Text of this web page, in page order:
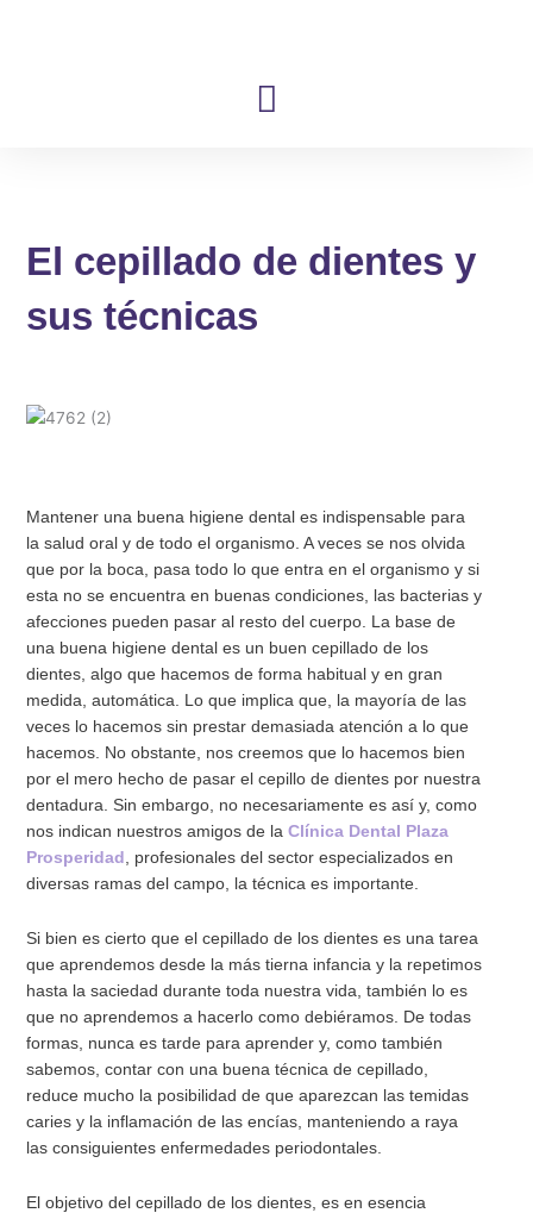
El cepillado de dientes y
sus técnicas
Mantener una buena higiene dental es indispensable para
la salud oral y de todo el organismo. A veces se nos olvida
que por la boca, pasa todo lo que entra en el organismo y si
esta no se encuentra en buenas condiciones, las bacterias y
afecciones pueden pasar al resto del cuerpo. La base de
una buena higiene dental es un buen cepillado de los
dientes, algo que hacemos de forma habitual y en gran
medida, automática. Lo que implica que, la mayoría de las
veces lo hacemos sin prestar demasiada atención a lo que
hacemos. No obstante, nos creemos que lo hacemos bien
por el mero hecho de pasar el cepillo de dientes por nuestra
dentadura. Sin embargo, no necesariamente es así y, como
nos indican nuestros amigos de laClínica Dental Plaza
Prosperidad
, profesionales del sector especializados en
diversas ramas del campo, la técnica es importante.
Si bien es cierto que el cepillado de los dientes es una tarea
que aprendemos desde la más tierna infancia y la repetimos
hasta la saciedad durante toda nuestra vida, también lo es
que no aprendemos a hacerlo como debiéramos. De todas
formas, nunca es tarde para aprender y, como también
sabemos, contar con una buena técnica de cepillado,
reduce mucho la posibilidad de que aparezcan las temidas
caries y la inflamación de las encías, manteniendo a raya
las consiguientes enfermedades periodontales.
El objetivo del cepillado de los dientes, es en esencia